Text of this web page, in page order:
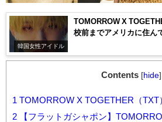
韓国女性アイドル
TOMORROW X
校前までアメリカに住ん
Contents [hide]
1 TOMORROW X TOGETHER（TXT
2 【フラットガシャポン】